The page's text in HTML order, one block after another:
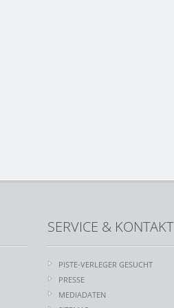
SERVICE & KONTAKT
PISTE-VERLEGER GESUCHT
PRESSE
MEDIADATEN